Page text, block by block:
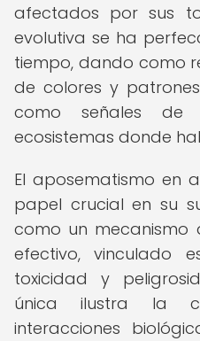
afectados por sus
evolutiva se ha
tiempo, dando como
de colores y
como señales de
ecosistemas donde
El aposematismo en
papel crucial en su
como un mecanismo
efectivo, vinculado
toxicidad y
única ilustra la
interacciones